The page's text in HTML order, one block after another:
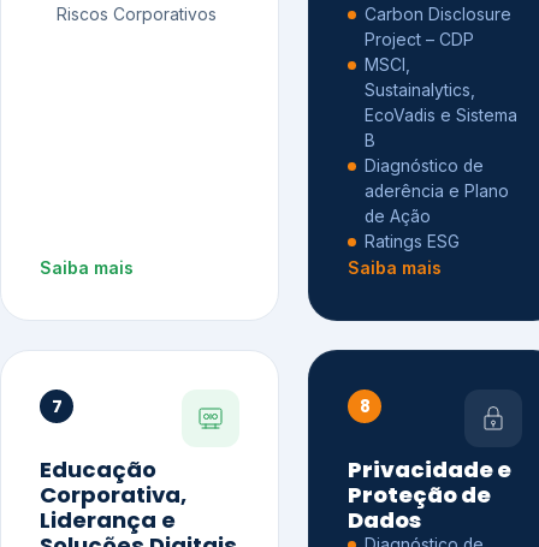
Riscos Corporativos
Saiba mais
Carbon Disclosure
Project – CDP
MSCI,
Sustainalytics,
EcoVadis e Sistema
B
Diagnóstico de
aderência e Plano
de Ação
Ratings ESG
Saiba mais
7
Educação
Corporativa,
Liderança e
8
Privacidade e
Proteção de
Dados